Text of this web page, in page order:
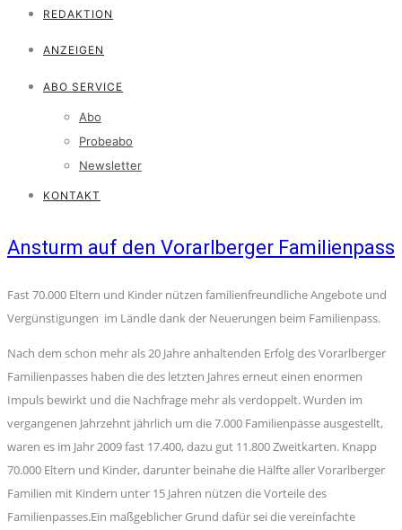
REDAKTION
ANZEIGEN
ABO SERVICE
Abo
Probeabo
Newsletter
KONTAKT
Ansturm auf den Vorarlberger Familienpass
Fast 70.000 Eltern und Kinder nützen familienfreundliche Angebote und
Vergünstigungen im Ländle dank der Neuerungen beim Familienpass.
Nach dem schon mehr als 20 Jahre anhaltenden Erfolg des Vorarlberger
Familienpasses haben die des letzten Jahres erneut einen enormen
Impuls bewirkt und die Nachfrage mehr als verdoppelt. Wurden im
vergangenen Jahrzehnt jährlich um die 7.000 Familienpässe ausgestellt,
waren es im Jahr 2009 fast 17.400, dazu gut 11.800 Zweitkarten. Knapp
70.000 Eltern und Kinder, darunter beinahe die Hälfte aller Vorarlberger
Familien mit Kindern unter 15 Jahren nützen die Vorteile des
Familienpasses.Ein maßgeblicher Grund dafür sei die vereinfachte